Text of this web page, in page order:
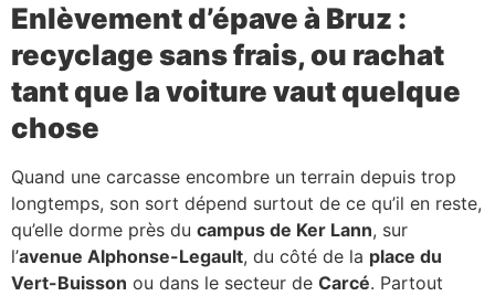
Enlèvement d’épave à Bruz :
recyclage sans frais, ou rachat
tant que la voiture vaut quelque
chose
Quand une carcasse encombre un terrain depuis trop
longtemps, son sort dépend surtout de ce qu’il en reste,
qu’elle dorme près du campus de Ker Lann, sur
l’avenue Alphonse-Legault, du côté de la place du
Vert-Buisson ou dans le secteur de Carcé. Partout